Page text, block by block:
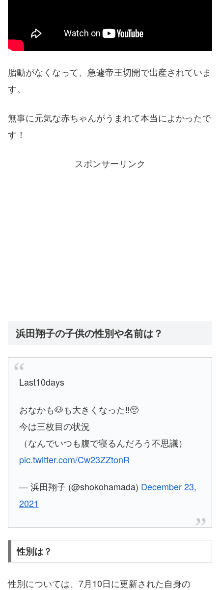
胎動がなくなって、急遽帝王切開で出産されていま
す。
無事に元気な赤ちゃんがうまれて本当によかったで
す！
スポンサーリンク
浜田翔子の子供の性別や名前は？
Last10days
おなかも🐶も大きくなった‼︎🥺
今は三枚目の状況
（なんでいつも腹で寝るんだろう不思議）
pic.twitter.com/Cw23ZZtonR
— 浜田翔子 (@shokohamada) December 23,
2021
性別は？
性別については、7月10日に更新された自身の